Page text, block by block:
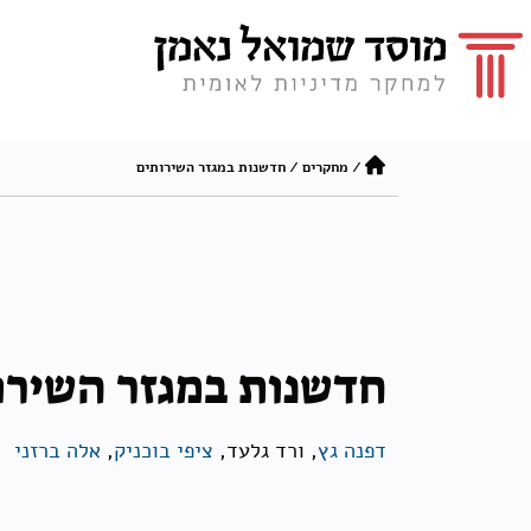
/ מחקרים /חדשנות במגזר השירותים
חדשנות במגזר
דפנה גץ, ורד גלעד, ציפי בוכניק, אלה ברזני